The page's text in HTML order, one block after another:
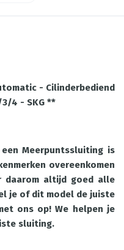
- Cilinderbediend
3/4 - SKG **
Meerpuntssluiting is
overeenkomen
daarom altijd goed alle
je of dit model de juiste
ons op! We helpen je
sluiting.